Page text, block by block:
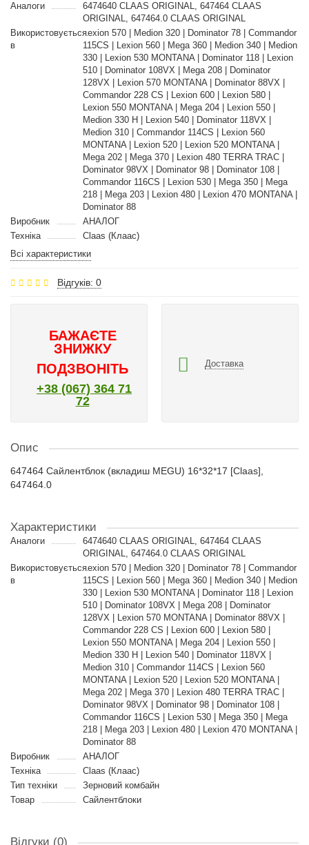
Аналоги
6474640 CLAAS ORIGINAL, 647464 CLAAS
ORIGINAL, 647464.0 CLAAS ORIGINAL
Використовується
в
Lexion 570 | Medion 320 | Dominator 78 | Commandor
115CS | Lexion 560 | Mega 360 | Medion 340 | Medion
330 | Lexion 530 MONTANA | Dominator 118 | Lexion
510 | Dominator 108VX | Mega 208 | Dominator
128VX | Lexion 570 MONTANA | Dominator 88VX |
Commandor 228 CS | Lexion 600 | Lexion 580 |
Lexion 550 MONTANA | Mega 204 | Lexion 550 |
Medion 330 H | Lexion 540 | Dominator 118VX |
Medion 310 | Commandor 114CS | Lexion 560
MONTANA | Lexion 520 | Lexion 520 MONTANA |
Mega 202 | Mega 370 | Lexion 480 TERRA TRAC |
Dominator 98VX | Dominator 98 | Dominator 108 |
Commandor 116CS | Lexion 530 | Mega 350 | Mega
218 | Mega 203 | Lexion 480 | Lexion 470 MONTANA |
Dominator 88
Виробник
АНАЛОГ
Техніка
Claas (Клаас)
Всі характеристики
Відгуків: 0
БАЖАЄТЕ
ЗНИЖКУ
ПОДЗВОНІТЬ
+38 (067) 364 71
72
Доставка
Опис
647464 Сайлентблок (вкладиш MEGU) 16*32*17 [Claas],
647464.0
Характеристики
Аналоги
6474640 CLAAS ORIGINAL, 647464 CLAAS
ORIGINAL, 647464.0 CLAAS ORIGINAL
Використовується
в
Lexion 570 | Medion 320 | Dominator 78 | Commandor
115CS | Lexion 560 | Mega 360 | Medion 340 | Medion
330 | Lexion 530 MONTANA | Dominator 118 | Lexion
510 | Dominator 108VX | Mega 208 | Dominator
128VX | Lexion 570 MONTANA | Dominator 88VX |
Commandor 228 CS | Lexion 600 | Lexion 580 |
Lexion 550 MONTANA | Mega 204 | Lexion 550 |
Medion 330 H | Lexion 540 | Dominator 118VX |
Medion 310 | Commandor 114CS | Lexion 560
MONTANA | Lexion 520 | Lexion 520 MONTANA |
Mega 202 | Mega 370 | Lexion 480 TERRA TRAC |
Dominator 98VX | Dominator 98 | Dominator 108 |
Commandor 116CS | Lexion 530 | Mega 350 | Mega
218 | Mega 203 | Lexion 480 | Lexion 470 MONTANA |
Dominator 88
Виробник
АНАЛОГ
Техніка
Claas (Клаас)
Тип техніки
Зерновий комбайн
Товар
Сайлентблоки
Відгуки (0)